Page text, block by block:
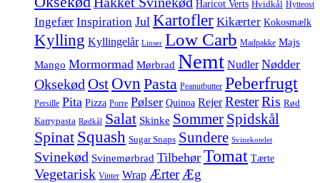
Haricot Verts Hvidkål Hytteost
Ingefær Inspiration Jul Kartofler Kikærter Kokosmælk
Kylling Kyllingelår Linser Low Carb Madpakke Majs
Mango Mormormad Mørbrad Nemt Nudler Nødder
Oksekød Ost Ovn Pasta Peanutbutter Peberfrugt
Persille Pita Pizza Porre Pølser Quinoa Rejer ResterRis Rød
Karrypasta Rødkål Salat Skinke Sommer Spidskål
Spinat Squash Sugar Snaps Sundere Svinekotelet
Svinekød Svinemørbrad Tilbehør Tomat Tærte
Vegetarisk Vinter Wrap Ærter Æg